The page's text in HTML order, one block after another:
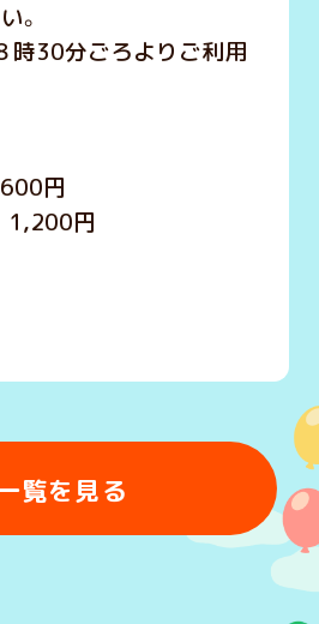
。
時30分ごろよりご利用
円
円
覧を見る